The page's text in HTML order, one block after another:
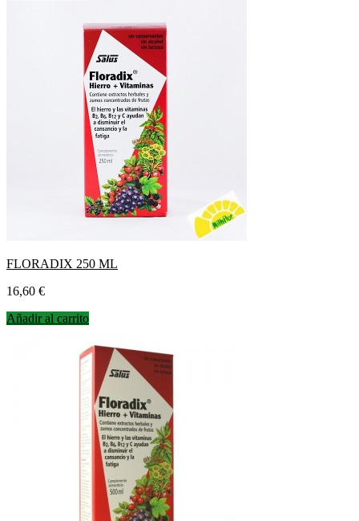
FLORADIX 250 ML
Precio
16,60 €
Añadir al carrito